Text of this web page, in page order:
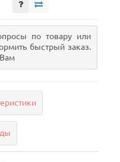
по товару или
быстрый заказ.